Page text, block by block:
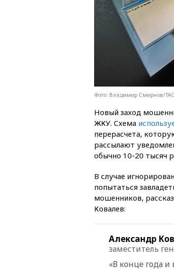
Фото: Владимир Смирнов/
Новый заход
ЖКУ. Схема
перерасчета,
рассылают
обычно 10-20 тысяч
В случае
попытаться
мошенников,
Ковалев:
Александр
заместитель
«В конце года